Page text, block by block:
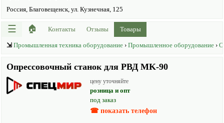
Россия, Благовещенск, ул. Кузнечная, 125
☰ 🏠 Контакты Отзывы Товары
⇲ Промышленная техника оборудование › Промышленное оборудование ›
Опрессовочный станок для РВД MK-90
цену уточняйте
розница и опт
под заказ
☎ показать телефон